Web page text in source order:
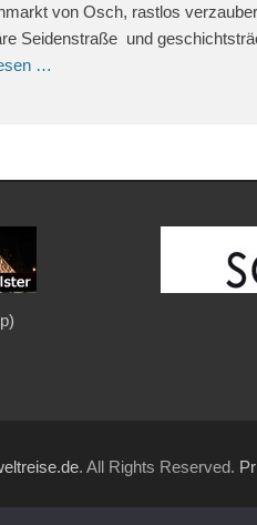
von Osch, rastlos
Seidenstraße und
…
. All Rights Reserved.